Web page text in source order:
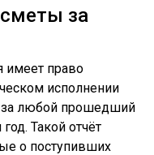
за
имеет право
исполнении
любой прошедший
Такой отчёт
о поступивших